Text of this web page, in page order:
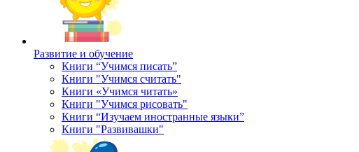
Развитие и обучение
Книги “Учимся писать”
Книги "Учимся считать"
Книги «Учимся читать»
Книги "Учимся рисовать"
Книги “Изучаем иностранные языки”
Книги "Развивашки"